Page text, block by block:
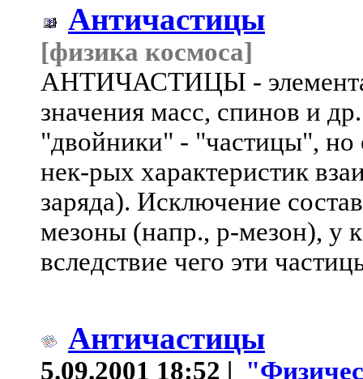
Античастицы
[физика космоса]
АНТИЧАСТИЦЫ -
значения масс, спинов и
"двойники" - "частицы",
нек-рых характеристик
заряда). Исключение
мезоны (напр., p-мезон), у
вследствие чего эти
Античастицы
5.09.2001 18:52 |